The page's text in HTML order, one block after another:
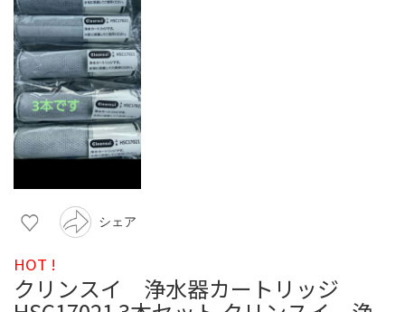
シェア
HOT !
クリンスイ 浄水器カートリッジ